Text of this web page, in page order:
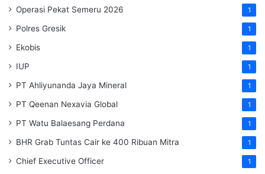
Operasi Pekat Semeru 2026 1
Polres Gresik 1
Ekobis 1
IUP 1
PT Ahliyunanda Jaya Mineral 1
PT Qeenan Nexavia Global 1
PT Watu Balaesang Perdana 1
BHR Grab Tuntas Cair ke 400 Ribuan Mitra 1
Chief Executive Officer 1